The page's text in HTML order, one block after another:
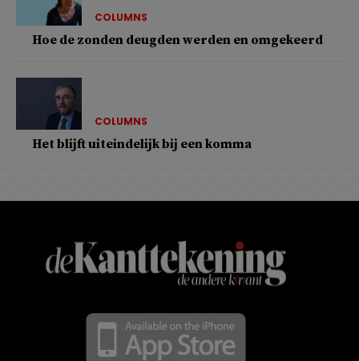
COLUMNS
Hoe de zonden deugden werden en omgekeerd
COLUMNS
Het blijft uiteindelijk bij een komma